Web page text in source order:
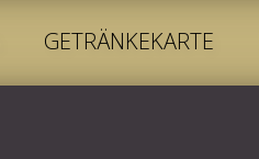
GETRÄNKEKARTE